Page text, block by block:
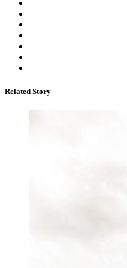
Related Story